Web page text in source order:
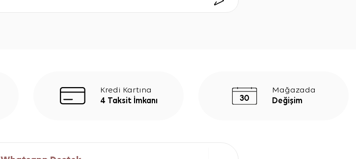
Kredi Kartına
4 Taksit İmkanı
Mağazada
Değişim